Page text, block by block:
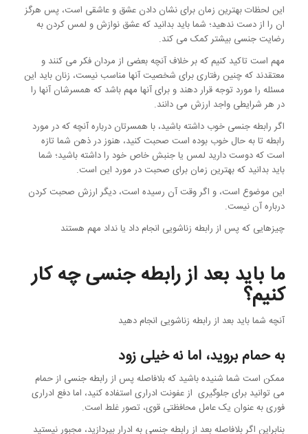
این لحظات بهترین زمان برای نشان دادن عشق و عاشقی است، پس هرگز
ان را از دست ندهید؛ شما باید بدانید که عشق نوازش و لمس کردن به
رضایت جنسی بیشتر کمک می کند.
مهم است تاکید کنیم که بر خلاف آنچه بعضی از مردان فکر می کنند و
معتقدند که چنین رفتاری برای شخصیت آنها مناسب نیست، زنان باید این
مسئله را مورد توجه قرار دهند و برای آنها مهم باشد که همسرشان آنها را
در هر شرایطی واجد ارزش می دانند.
اگر رابطه جنسی خوب داشته باشید، با همسرتان درباره آنچه که در مورد
رابطه تا به حال خوب بوده است صحبت کنید، هنوز در ذهن شما تازه
است که دوست دارید لمس یا جنبش خاص خود را داشته باشید؛ شما
باید بدانید که بهترین زمان برای صحبت در مورد این است.
این موضوع است، و اگر وقت آن رسیده است، دیگر ارزش صحبت کردن
درباره آن نیست.
چیزهایی که پس از رابطه زناشویی انجام داد یا نداد مهم هستند
ما باید بعد از رابطه جنسی چه کار
کنیم؟
آنچه شما باید بعد از رابطه زناشویی انجام دهید
به حمام بروید، اما نه خیلی زود
ممکن است شما شنیده باشید که بلافاصله پس از رابطه جنسی از حمام
می توانید برای جلوگیری از عفونت ادراری استفاده کنید، اما دفع ادراری
فوری به عنوان یک عامل محافظتی قوی، تصور غلط است.
بنابراین اگر بلافاصله بعد از رابطه جنسی به ادرار بپردازید، مجبور نیستید